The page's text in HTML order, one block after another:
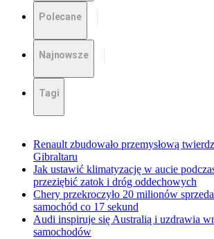
Polecane
Najnowsze
Tagi
Renault zbudowało przemysłową
Gibraltaru
Jak ustawić klimatyzację w aucie
przeziębić zatok i dróg oddechowych
Chery przekroczyło 20 milionów
samochód co 17 sekund
Audi inspiruje się Australią i uzdrawia
samochodów